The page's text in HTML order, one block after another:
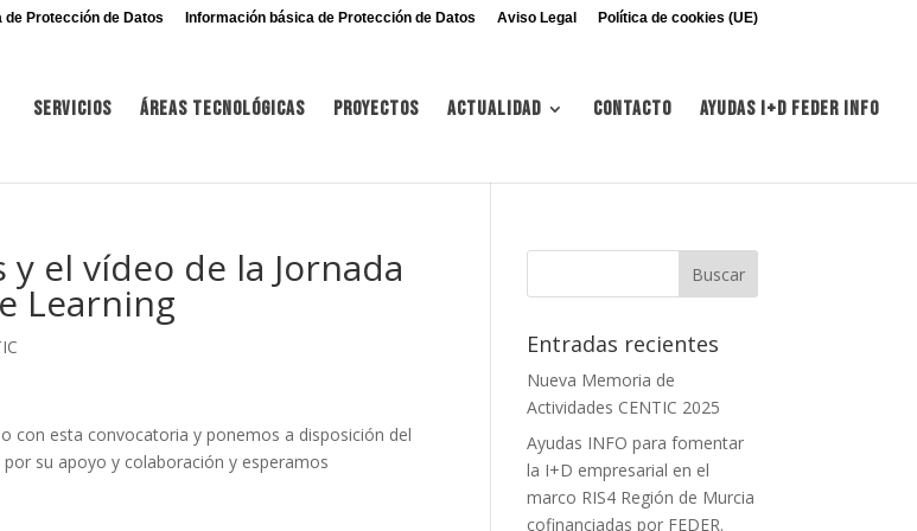
de Protección de Datos Información básica de Protección de Datos Aviso Legal Política de cookies (UE)
Servicios Áreas tecnológicas Proyectos Actualidad Contacto Ayudas I+d FEDER INFO
el vídeo de la Jornada
Learning
con esta convocatoria y ponemos a disposición del
su apoyo y colaboración y esperamos
Entradas recientes
Nueva Memoria de
Actividades CENTIC 2025
Ayudas INFO para fomentar
la I+D empresarial en el
marco RIS4 Región de Murcia
cofinanciadas por FEDER.